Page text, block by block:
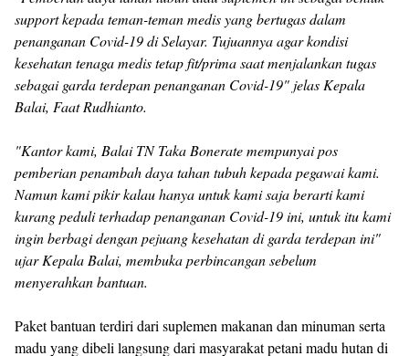
support kepada teman-teman medis yang bertugas dalam
penanganan Covid-19 di Selayar. Tujuannya agar kondisi
kesehatan tenaga medis tetap fit/prima saat menjalankan tugas
sebagai garda terdepan penanganan Covid-19" jelas Kepala
Balai, Faat Rudhianto.
"Kantor kami, Balai TN Taka Bonerate mempunyai pos
pemberian penambah daya tahan tubuh kepada pegawai kami.
Namun kami pikir kalau hanya untuk kami saja berarti kami
kurang peduli terhadap penanganan Covid-19 ini, untuk itu kami
ingin berbagi dengan pejuang kesehatan di garda terdepan ini"
ujar Kepala Balai, membuka perbincangan sebelum
menyerahkan bantuan.
Paket bantuan terdiri dari suplemen makanan dan minuman serta
madu yang dibeli langsung dari masyarakat petani madu hutan di